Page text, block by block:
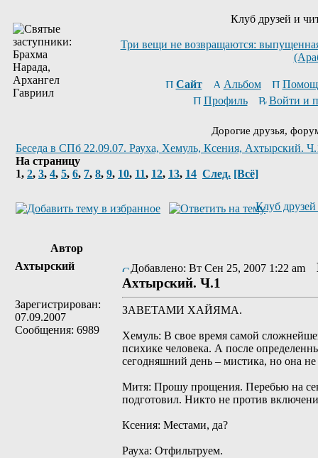
Клуб друзей и
Три вещи не возвращаются:
Сайт Альбом
Профиль
Войти и
Дорогие друзья,
Беседа в СПб 22.09.07. Рауха, Хемуль, Ксения, Ахтырский.
На страницу
1, 2, 3, 4, 5, 6, 7, 8, 9, 10, 11, 12, 13, 14 След. [Всё]
Клуб
Автор
Ахтырский
Зарегистрирован:
07.09.2007
Сообщения: 6989
Добавлено: Вт Сен 25, 2007 1:22 am
Ахтырский. Ч.1
ЗАВЕТАМИ ХАЙЯМА.
Хемуль: В свое время самой
психике человека. А после
сегодняшний день – мистика, но она
Митя: Прошу прощения. Перебью на
подготовил. Никто не против
Ксения: Местами, да?
Рауха: Отфильтруем.